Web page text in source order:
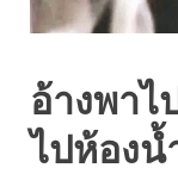
อ้างพาไ
ไปห้อง